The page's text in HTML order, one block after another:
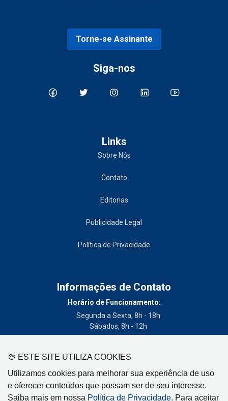
ESTE SITE UTILIZA COOKIES
Utilizamos cookies para melhorar sua experiência de uso
e oferecer conteúdos que possam ser de seu interesse.
Saiba mais em nossa Política de Privacidade. Para aceitar
Torne-se Assinante
Siga-nos
Links
Sobre Nós
Contato
Editorias
Publicidade Legal
Política de Privacidade
Informações de Contato
Horário de Funcionamento:
Segunda a Sexta, 8h - 18h
Sábados, 8h - 12h
(19) 3404-3700
Circulação:
Limeira - SP, Artur Nogueira - SP, Cordeirópolis - SP,
Engenheiro Coelho - SP, Iracemápolis - SP